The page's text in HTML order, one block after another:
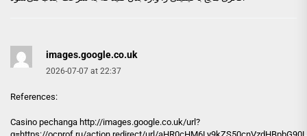
images.google.co.uk
2026-07-07 at 22:37
References:
Casino pechanga http://images.google.co.uk/url?